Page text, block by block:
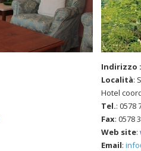
Indirizzo
Località:
Hotel
Tel.: 0578
Fax: 0578
Web site:
Email: